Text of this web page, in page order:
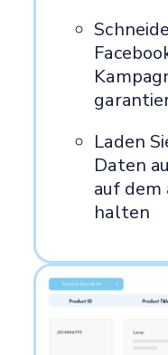
Laden
Daten
auf
halten